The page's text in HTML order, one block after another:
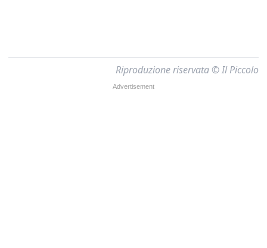
Riproduzione riservata © Il Piccolo